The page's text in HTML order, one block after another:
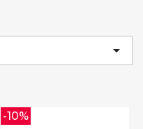

-10%